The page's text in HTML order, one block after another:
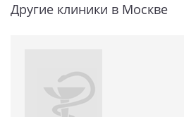
Другие клиники в Москве